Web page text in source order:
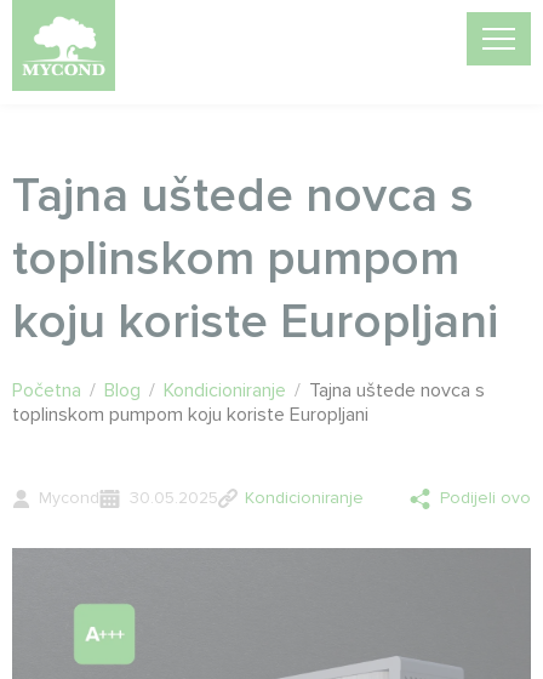
Tajna uštede novca s
toplinskom pumpom
koju koriste Europljani
Početna / Blog / Kondicioniranje / Tajna uštede novca s
toplinskom pumpom koju koriste Europljani
Mycond 30.05.2025 Kondicioniranje Podijeli ovo